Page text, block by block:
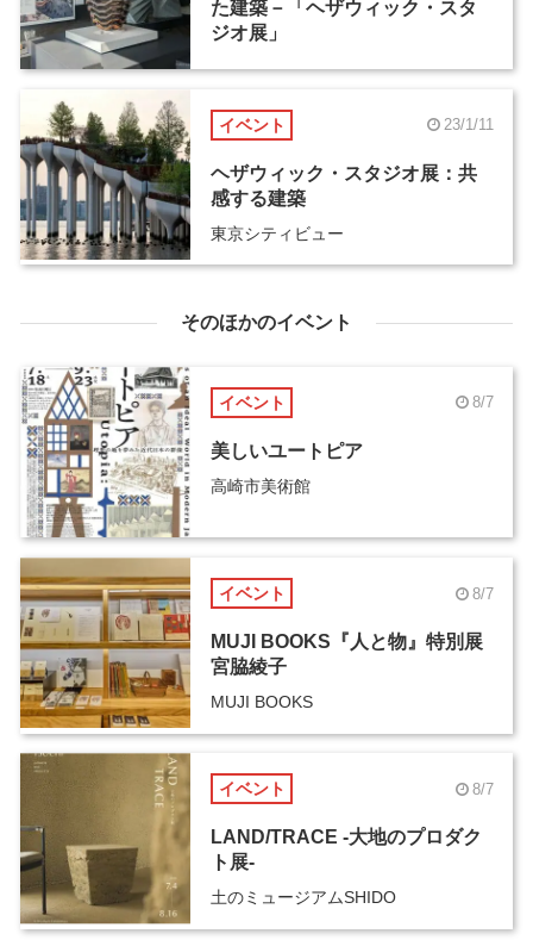
た建築－「ヘザウィック・スタ
ジオ展」
イベント 23/1/11
ヘザウィック・スタジオ展：共
感する建築
東京シティビュー
そのほかのイベント
イベント 8/7
美しいユートピア
高崎市美術館
イベント 8/7
MUJI BOOKS『人と物』特別展
宮脇綾子
MUJI BOOKS
イベント 8/7
LAND/TRACE -大地のプロダク
ト展-
土のミュージアムSHIDO